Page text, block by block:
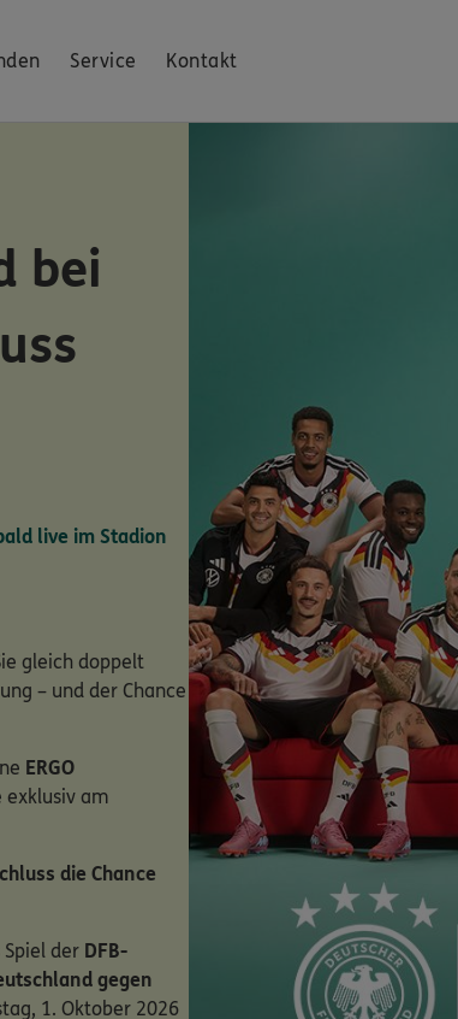
Service Kontakt
bei
live im Stadion
gleich doppelt
– und der Chance
ERGO
exklusiv am
die Chance
der DFB-
gegen
1. Oktober 2026